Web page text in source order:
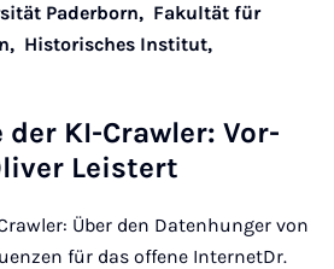
Paderborn, Fakultät für
Historisches Institut,
der KI-Crawl­er: Vor­
Leistert
Über den Datenhunger von
für das offene InternetDr.